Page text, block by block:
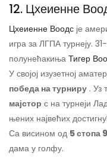
12. Цхеиенне
Цхеиенне Воодс је
игра за ЛГПА турнеју.
полунећакиња Тигер
У својој изузетној
победа на турниру . Уз
мајстор с на турнеји
њених највећих
Са висином од 5 стопа
дама у голфу.